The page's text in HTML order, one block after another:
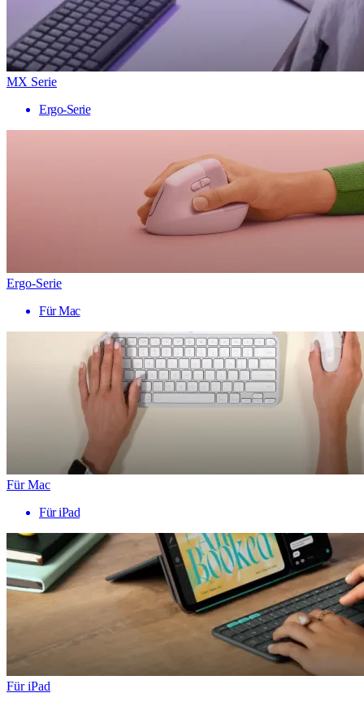
MX Serie
Ergo-Serie
Ergo-Serie
Für Mac
Für Mac
Für iPad
Für iPad